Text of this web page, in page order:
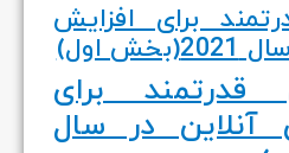
برای افزایش
اول)
قدرتمند برای
در سال